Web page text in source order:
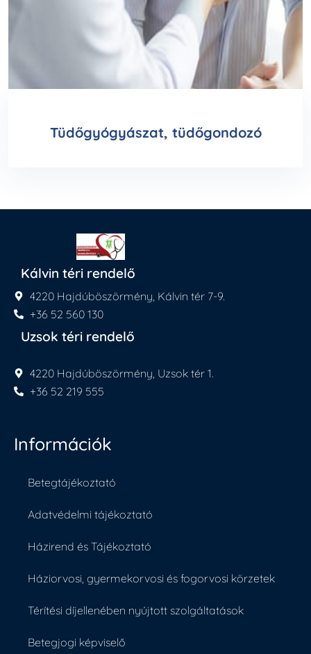
Tüdőgyógyászat, tüdőgondozó
Kálvin téri rendelő
4220 Hajdúböszörmény, Kálvin tér 7-9.
+36 52 560 130
Uzsok téri rendelő
4220 Hajdúböszörmény, Uzsok tér 1.
+36 52 219 555
Információk
Betegtájékoztató
Adatvédelmi tájékoztató
Házirend és Tájékoztató
Háziorvosi, gyermekorvosi és fogorvosi körzetek
Térítési díjellenében nyújtott szolgáltatások
Betegjogi képviselő